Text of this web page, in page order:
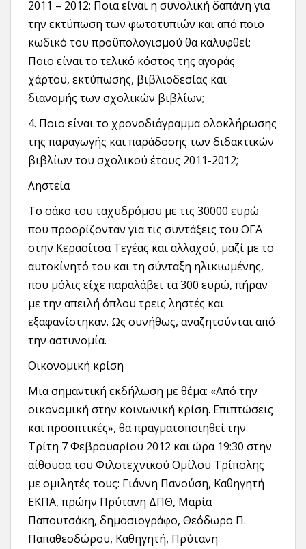
2011 – 2012; Ποια είναι η συνολική δαπάνη για
την εκτύπωση των φωτοτυπιών και από ποιο
κωδικό του προϋπολογισμού θα καλυφθεί;
Ποιο είναι το τελικό κόστος της αγοράς
χάρτου, εκτύπωσης, βιβλιοδεσίας και
διανομής των σχολικών βιβλίων;
4. Ποιο είναι το χρονοδιάγραμμα ολοκλήρωσης
της παραγωγής και παράδοσης των διδακτικών
βιβλίων του σχολικού έτους 2011-2012;
Ληστεία
Το σάκο του ταχυδρόμου με τις 30000 ευρώ
που προορίζονταν για τις συντάξεις του ΟΓΑ
στην Κερασίτσα Τεγέας και αλλαχού, μαζί με το
αυτοκίνητό του και τη σύνταξη ηλικιωμένης,
που μόλις είχε παραλάβει τα 300 ευρώ, πήραν
με την απειλή όπλου τρεις ληστές και
εξαφανίστηκαν. Ως συνήθως, αναζητούνται από
την αστυνομία.
Οικονομική κρίση
Μια σημαντική εκδήλωση με θέμα: «Από την
οικονομική στην κοινωνική κρίση. Επιπτώσεις
και προοπτικές», θα πραγματοποιηθεί την
Τρίτη 7 Φεβρουαρίου 2012 και ώρα 19:30 στην
αίθουσα του Φιλοτεχνικού Ομίλου Τρίπολης
με ομιλητές τους: Γιάννη Πανούση, Καθηγητή
ΕΚΠΑ, πρώην Πρύτανη ΔΠΘ, Μαρία
Παπουτσάκη, δημοσιογράφο, Θεόδωρο Π.
Παπαθεοδώρου, Καθηγητή, Πρύτανη